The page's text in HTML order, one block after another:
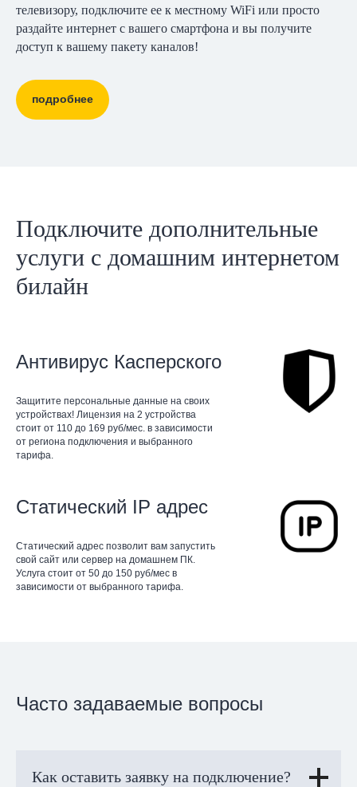
телевизору, подключите ее к местному WiFi или просто
раздайте интернет с вашего смартфона и вы получите
доступ к вашему пакету каналов!
подробнее
Подключите дополнительные
услуги с домашним интернетом
билайн
Антивирус Касперского
Защитите персональные данные на своих
устройствах! Лицензия на 2 устройства
стоит от 110 до 169 руб/мес. в зависимости
от региона подключения и выбранного
тарифа.
Статический IP адрес
Статический адрес позволит вам запустить
свой сайт или сервер на домашнем ПК.
Услуга стоит от 50 до 150 руб/мес в
зависимости от выбранного тарифа.
Часто задаваемые вопросы
Как оставить заявку на подключение?